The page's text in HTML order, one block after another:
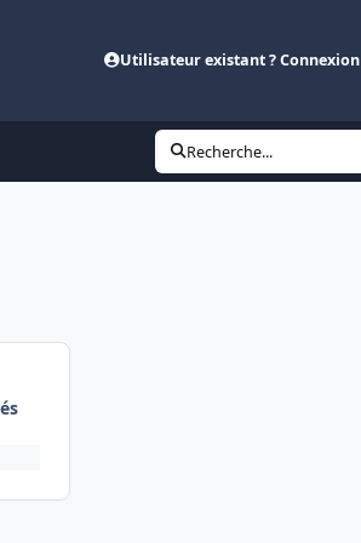
Utilisateur existant ? Connexion
Recherche...